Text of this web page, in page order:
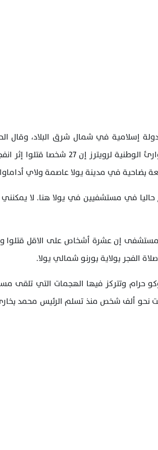
إسلامية في شمال شرق البلاد، وقال
المنسق الحكومي لوكالة إدارة الطوارئ الوطنية
بضاحية في مدينة يولا عاصمة ولاي
96 شخصا العلاج حاليا في مستشفيين في يولا هنا. لا
الفجر بولاية بورنو شمالي يولا.
حرام وتتركز فيها الهجمات التي تلقى
نحو ألف شخص منذ تسلم الرئيس محمد